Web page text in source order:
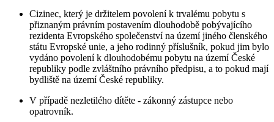
Cizinec, který je držitelem povolení k trvalému pobytu s
přiznaným právním postavením dlouhodobě pobývajícího
rezidenta Evropského společenství na území jiného členského
státu Evropské unie, a jeho rodinný příslušník, pokud jim bylo
vydáno povolení k dlouhodobému pobytu na území České
republiky podle zvláštního právního předpisu, a to pokud mají
bydliště na území České republiky.
V případě nezletilého dítěte - zákonný zástupce nebo
opatrovník.